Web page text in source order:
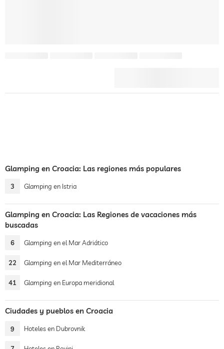
Glamping en Croacia: Las regiones más populares
3 Glamping en Istria
Glamping en Croacia: Las Regiones de vacaciones más
buscadas
6 Glamping en el Mar Adriático
22 Glamping en el Mar Mediterráneo
41 Glamping en Europa meridional
Ciudades y pueblos en Croacia
9 Hoteles en Dubrovnik